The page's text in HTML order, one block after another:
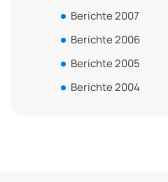
Berichte 2007
Berichte 2006
Berichte 2005
Berichte 2004